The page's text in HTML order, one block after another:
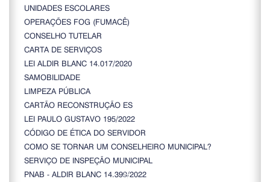
UNIDADES ESCOLARES
OPERAÇÕES FOG (FUMACÊ)
CONSELHO TUTELAR
CARTA DE SERVIÇOS
LEI ALDIR BLANC 14.017/2020
SAMOBILIDADE
LIMPEZA PÚBLICA
CARTÃO RECONSTRUÇÃO ES
LEI PAULO GUSTAVO 195/2022
CÓDIGO DE ÉTICA DO SERVIDOR
COMO SE TORNAR UM CONSELHEIRO MUNICIPAL?
SERVIÇO DE INSPEÇÃO MUNICIPAL
PNAB - ALDIR BLANC 14.399/2022